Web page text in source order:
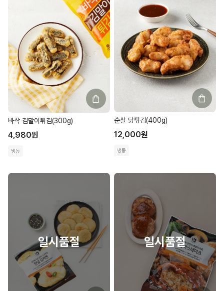
바삭 김말이튀김(300g)
4,980원
냉동
순살 닭튀김(400g)
12,000원
냉동